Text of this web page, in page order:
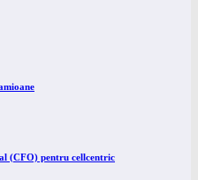
(CFO) pentru cellcentric